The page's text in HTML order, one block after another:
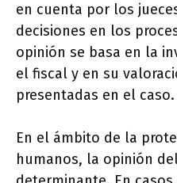
en cuenta por los
decisiones en los
opinión se basa en la
el fiscal y en su
presentadas en el caso.
En el ámbito de la
humanos, la opinión